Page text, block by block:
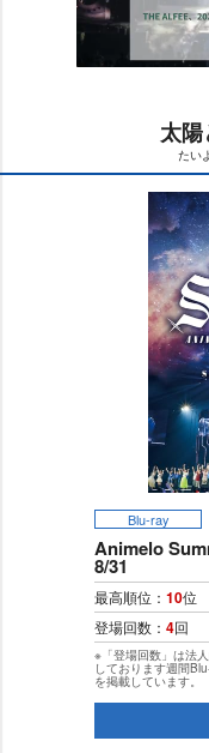
太陽
たい
Blu-ray
Animelo
8/31
最高順位： 10位
登場回数： 4回
※「登場回数」は法
しております週間
を掲載しています。